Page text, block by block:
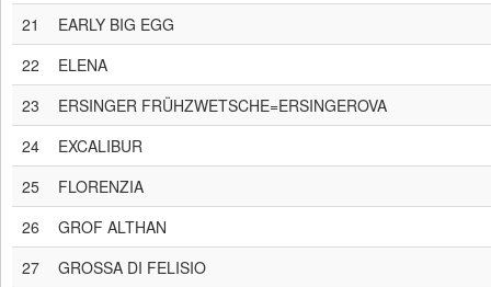
21
EARLY BIG EGG
22
ELENA
23
ERSINGER FRÜHZWETSCHE=ERSINGEROVA
24
EXCALIBUR
25
FLORENZIA
26
GROF ALTHAN
27
GROSSA DI FELISIO